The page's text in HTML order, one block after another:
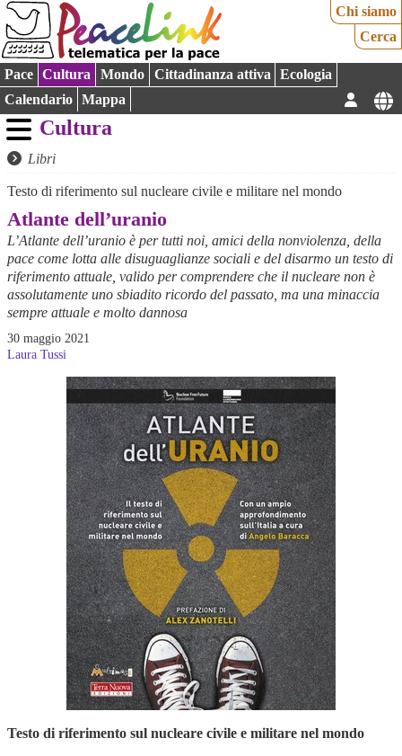
Chi siamo
Cerca
Pace Cultura Mondo Cittadinanza attiva
Ecologia
Calendario
Mappa
Cultura
Libri
Testo di riferimento sul nucleare civile e militare nel mondo
Atlante dell’uranio
L’Atlante dell’uranio è per tutti noi, amici della nonviolenza, della
pace come lotta alle disuguaglianze sociali e del disarmo un testo di
riferimento attuale, valido per comprendere che il nucleare non è
assolutamente uno sbiadito ricordo del passato, ma una minaccia
sempre attuale e molto dannosa
30 maggio 2021
Laura Tussi
Testo di riferimento sul nucleare civile e militare nel mondo